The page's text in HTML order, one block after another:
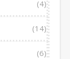
(4)
(14)
(6)